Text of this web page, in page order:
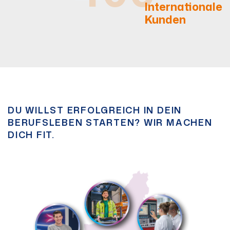
400+
Internationale
Kunden
DU WILLST ERFOLGREICH IN DEIN
BERUFSLEBEN STARTEN? WIR MACHEN
DICH FIT.